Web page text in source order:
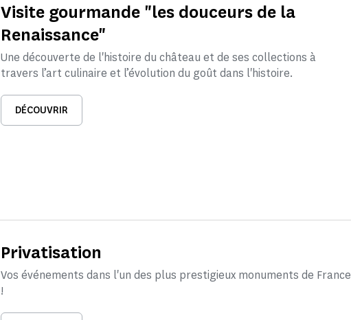
Visite gourmande "les douceurs de la
Renaissance"
Une découverte de l'histoire du château et de ses collections à
travers l’art culinaire et l’évolution du goût dans l'histoire.
DÉCOUVRIR
Privatisation
Vos événements dans l'un des plus prestigieux monuments de France
!